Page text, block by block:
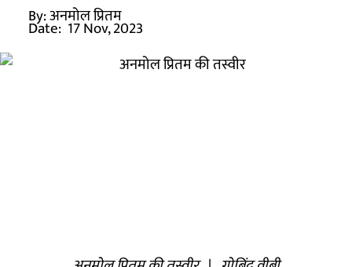
By:अनमोल प्रितम
Date: 17 Nov, 2023